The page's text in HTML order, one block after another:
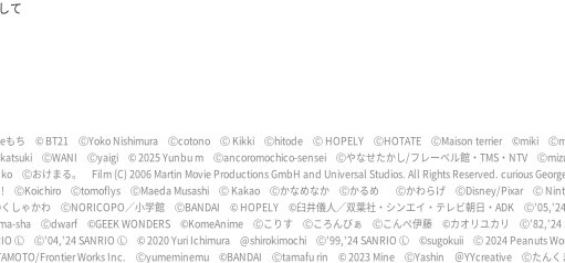
て
もち © BT21 ⒸYoko Nishimura Ⓒcotono Ⓒ Kikki Ⓒhitode Ⓒ HOPELY ⒸHOTATE ⒸMaison terrier ©miki
ⒸWANI Ⓒyaigi © 2025 Yunbu m Ⓒancoromochico-sensei Ⓒやなせたかし/フレーベル館・TMS・NTV
Ⓒおけまる。 Film (C) 2006 Martin Movie Productions GmbH and Universal Studios. All Rights Reserved. curious
ⒸKoichiro Ⓒtomoflys ⒸMaeda Musashi Ⓒ Kakao Ⓒかなめなか Ⓒかるめ Ⓒかわらげ ⒸDisney/Pixar Ⓒ
しゃかわ ⒸNORICOPO／小学館 ⒸBANDAI © HOPELY ©臼井儀人／双葉社・シンエイ・テレビ朝日・ADK Ⓒ'05,'24
sha
Ⓒdwarf ©GEEK WONDERS ©KomeAnime Ⓒこりす Ⓒころんびぁ Ⓒこんぺ伊藤 ©カオリユカリ Ⓒ'82,'24
Ⓛ
Ⓒ'04,'24 SANRIO Ⓛ ©︎ 2020 Yuri Ichimura @shirokimochi Ⓒ'99,'24 SANRIO Ⓛ ©sugokuii Ⓒ 2024 Peanuts
Frontier Works Inc. Ⓒyumeminemu ©BANDAI Ⓒtamafu rin ©︎ 2023 Mine ⒸYashin ＠YYcreative Ⓒたんく